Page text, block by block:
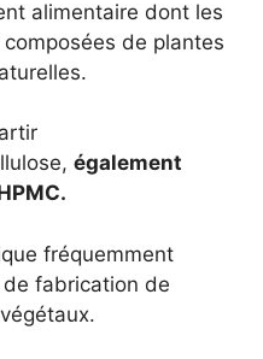
alimentaire dont les
de plantes
également
fréquemment
fabrication de